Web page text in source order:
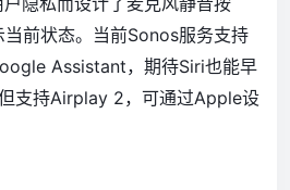
前状态。当前Sonos服务支持
Assistant，期待Siri也能早
支持Airplay 2，可通过Apple设